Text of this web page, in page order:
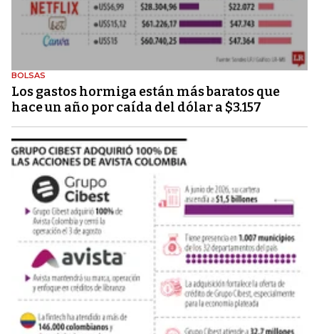
BOLSAS
Los gastos hormiga están más baratos que
hace un año por caída del dólar a $3.157